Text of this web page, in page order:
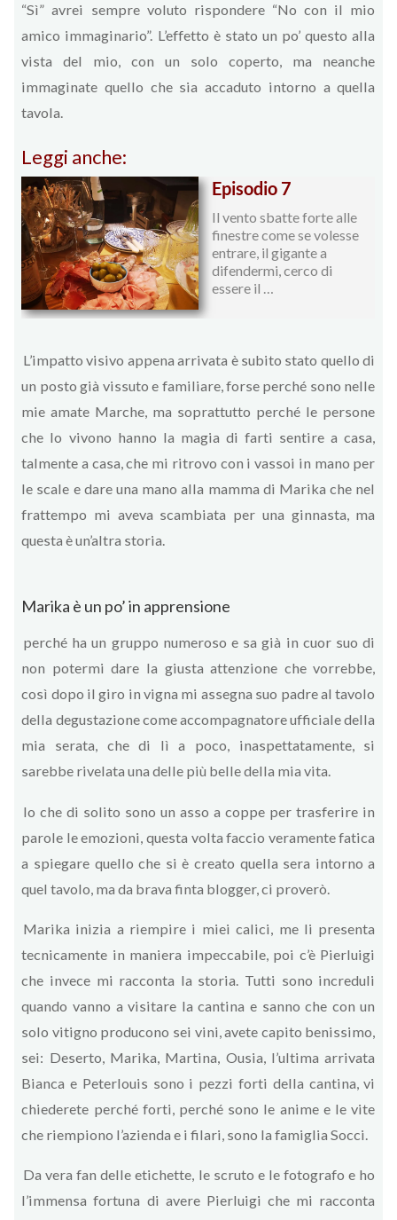
“Sì” avrei sempre voluto rispondere “No con il mio
amico immaginario”. L’effetto è stato un po’ questo alla
vista del mio, con un solo coperto, ma neanche
immaginate quello che sia accaduto intorno a quella
tavola.
Leggi anche:
Episodio 7
Il vento sbatte forte alle
finestre come se volesse
entrare, il gigante a
difendermi, cerco di
essere il …
L’impatto visivo appena arrivata è subito stato quello di
un posto già vissuto e familiare, forse perché sono nelle
mie amate Marche, ma soprattutto perché le persone
che lo vivono hanno la magia di farti sentire a casa,
talmente a casa, che mi ritrovo con i vassoi in mano per
le scale e dare una mano alla mamma di Marika che nel
frattempo mi aveva scambiata per una ginnasta, ma
questa è un’altra storia.
Marika è un po’ in apprensione
perché ha un gruppo numeroso e sa già in cuor suo di
non potermi dare la giusta attenzione che vorrebbe,
così dopo il giro in vigna mi assegna suo padre al tavolo
della degustazione come accompagnatore ufficiale della
mia serata, che di lì a poco, inaspettatamente, si
sarebbe rivelata una delle più belle della mia vita.
Io che di solito sono un asso a coppe per trasferire in
parole le emozioni, questa volta faccio veramente fatica
a spiegare quello che si è creato quella sera intorno a
quel tavolo, ma da brava finta blogger, ci proverò.
Marika inizia a riempire i miei calici, me li presenta
tecnicamente in maniera impeccabile, poi c’è Pierluigi
che invece mi racconta la storia. Tutti sono increduli
quando vanno a visitare la cantina e sanno che con un
solo vitigno producono sei vini, avete capito benissimo,
sei: Deserto, Marika, Martina, Ousia, l’ultima arrivata
Bianca e Peterlouis sono i pezzi forti della cantina, vi
chiederete perché forti, perché sono le anime e le vite
che riempiono l’azienda e i filari, sono la famiglia Socci.
Da vera fan delle etichette, le scruto e le fotografo e ho
l’immensa fortuna di avere Pierluigi che mi racconta